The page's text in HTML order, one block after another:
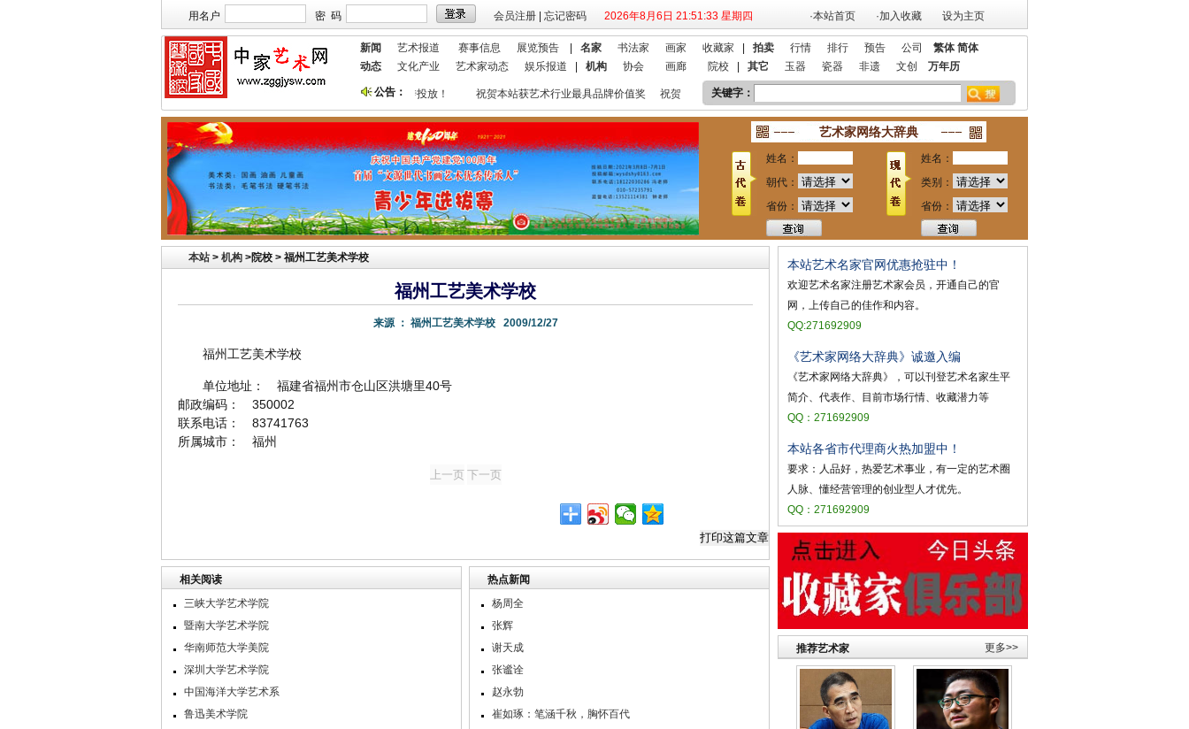
用名户 密 码 会员注册 忘记密码 2026年8月6日 21:51:34 星期四 ·本站首页 ·加入收藏 设为主页
新闻 艺术报道 赛事信息 展览预告 名家 书法家 画家 收藏家 拍卖 行情 排行 预告 公司 繁体 简体
动态
文化产业 艺术家动态 娱乐报道 机构 协会 画廊 院校 其它 玉器 瓷器 非遗 文创 万年历
公告：
本站欢迎艺术家宣传投放！ 祝贺本站获艺术行业最具品牌价值奖 祝贺本站入选 2018艺术行业百强 本站欢迎艺术家宣传投放！
关键字：
艺术家网络大辞典
姓名：
朝代：
省份：
姓名：
类别：
省份：
本站 > 机构 >院校 > 福州工艺美术学校
福州工艺美术学校
来源 ： 福州工艺美术学校 2009/12/27
福州工艺美术学校
单位地址： 福建省福州市仓山区洪塘里40号
邮政编码： 350002
联系电话： 83741763
所属城市： 福州
相关阅读
三峡大学艺术学院
暨南大学艺术学院
华南师范大学美院
深圳大学艺术学院
中国海洋大学艺术系
鲁迅美术学院
热点新闻
杨周全
张辉
谢天成
张谧诠
赵永勃
崔如琢：笔涵千秋，胸怀百代
本站艺术名家官网优惠抢驻中！
欢迎艺术名家注册艺术家会员，开通自己的官
网，上传自己的佳作和内容。
QQ:271692909
《艺术家网络大辞典》诚邀入编
《艺术家网络大辞典》，可以刊登艺术名家生平
简介、代表作、目前市场行情、收藏潜力等
QQ：271692909
本站各省市代理商火热加盟中！
要求：人品好，热爱艺术事业，有一定的艺术圈
人脉、懂经营管理的创业型人才优先。
QQ：271692909
推荐艺术家 更多>>